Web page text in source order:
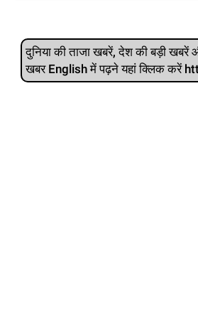
दुनिया की ताजा खबरें, देश की बड़ी खबरें
खबर English में पढ़ने यहां क्लिक करें